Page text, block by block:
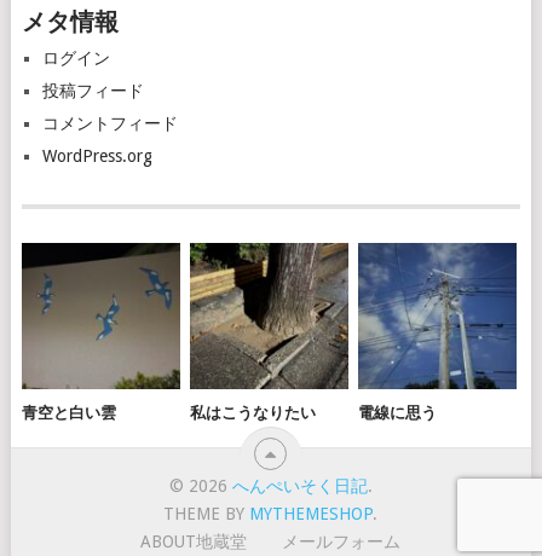
イ
メタ情報
ログイン
投稿フィード
コメントフィード
WordPress.org
青空と白い雲 私はこうなりたい 電線に思う
© 2026 へんぺいそく日記.
THEME BY MYTHEMESHOP.
ABOUT地蔵堂
メールフォーム